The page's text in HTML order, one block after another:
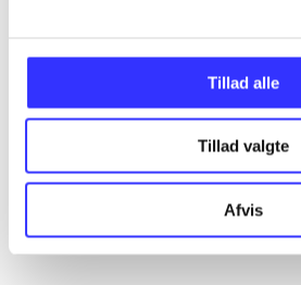
Tillad alle
Tillad valgte
Afvis
...
...